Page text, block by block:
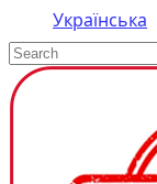
Українська